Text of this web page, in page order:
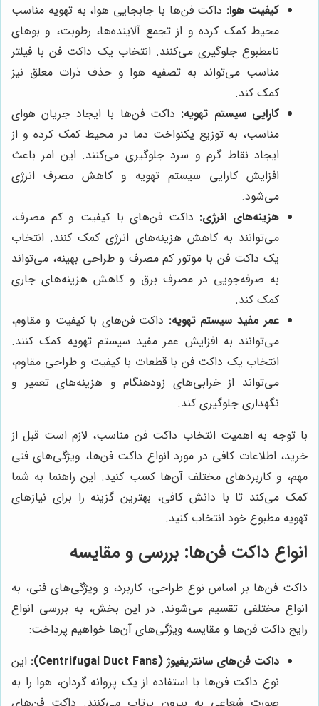
کیفیت هوا: داکت فن‌ها با جابجایی هوا، به تهویه مناسب
محیط کمک کرده و از تجمع آلاینده‌ها، رطوبت، و بوهای
نامطبوع جلوگیری می‌کنند. انتخاب یک داکت فن با فیلتر
مناسب می‌تواند به تصفیه هوا و حذف ذرات معلق نیز
کمک کند.
کارایی سیستم تهویه: داکت فن‌ها با ایجاد جریان هوای
مناسب، به توزیع یکنواخت دما در محیط کمک کرده و از
ایجاد نقاط گرم و سرد جلوگیری می‌کنند. این امر باعث
افزایش کارایی سیستم تهویه و کاهش مصرف انرژی
می‌شود.
هزینه‌های انرژی: داکت فن‌های با کیفیت و کم مصرف،
می‌توانند به کاهش هزینه‌های انرژی کمک کنند. انتخاب
یک داکت فن با موتور کم مصرف و طراحی بهینه، می‌تواند
به صرفه‌جویی در مصرف برق و کاهش هزینه‌های جاری
کمک کند.
عمر مفید سیستم تهویه: داکت فن‌های با کیفیت و مقاوم،
می‌توانند به افزایش عمر مفید سیستم تهویه کمک کنند.
انتخاب یک داکت فن با قطعات با کیفیت و طراحی مقاوم،
می‌تواند از خرابی‌های زودهنگام و هزینه‌های تعمیر و
نگهداری جلوگیری کند.
با توجه به اهمیت انتخاب داکت فن مناسب، لازم است قبل از
خرید، اطلاعات کافی در مورد انواع داکت فن‌ها، ویژگی‌های فنی
مهم، و کاربردهای مختلف آن‌ها کسب کنید. این راهنما به شما
کمک می‌کند تا با دانش کافی، بهترین گزینه را برای نیازهای
تهویه مطبوع خود انتخاب کنید.
انواع داکت فن‌ها: بررسی و مقایسه
داکت فن‌ها بر اساس نوع طراحی، کاربرد، و ویژگی‌های فنی، به
انواع مختلفی تقسیم می‌شوند. در این بخش، به بررسی انواع
رایج داکت فن‌ها و مقایسه ویژگی‌های آن‌ها خواهیم پرداخت:
داکت فن‌های سانتریفیوژ (Centrifugal Duct Fans):
این
نوع داکت فن‌ها با استفاده از یک پروانه گردان، هوا را به